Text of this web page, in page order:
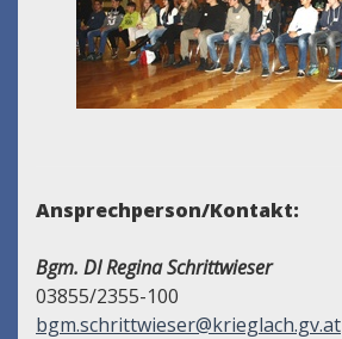
Ansprechperson/Kontakt:
Bgm. DI Regina Schrittwieser
03855/2355-100
bgm.schrittwieser@krieglach.gv.at